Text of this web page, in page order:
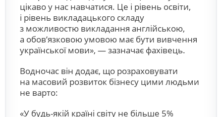
цікаво у нас навчатися. Це і рівень освіти,
і рівень викладацького складу
з можливостю викладання англійською,
а обов’язковою умовою має бути вивчення
української мови», — зазначає фахівець.
Водночас він додає, що розраховувати
на масовий розвиток бізнесу цими людьми
не варто:
«У будь-якій країні світу не більше 5%